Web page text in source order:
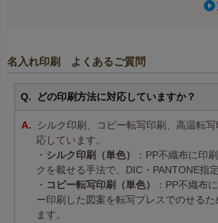
名入れ印刷 よくあるご質問
どの印刷方法に対応していますか？
シルク印刷、コピー転写印刷、高温転
応しています。
・ シルク印刷（単色）
：PP不織布に印
クを載せる手法で、DIC・PANTONE指
・ コピー転写印刷（単色）
：PP不織布
ー印刷した図案を転写プレスでのせるた
ます。